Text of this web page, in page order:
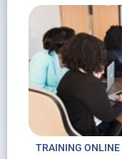
TRAINING ONLINE